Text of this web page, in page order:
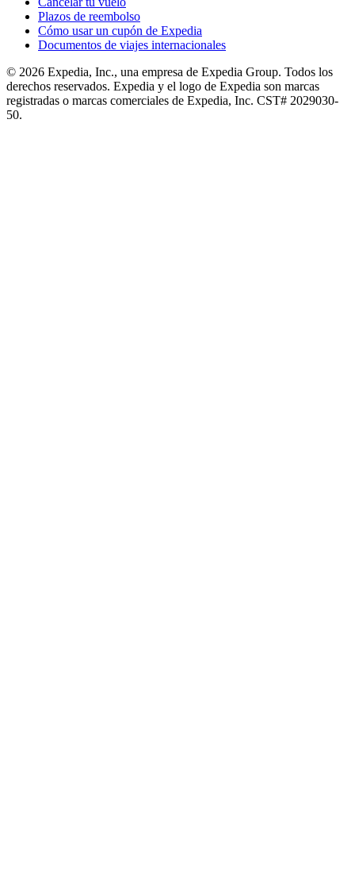
Plazos de reembolso
Cómo usar un cupón de Expedia
Documentos de viajes internacionales
© 2026 Expedia, Inc., una empresa de Expedia Group. Todos los
derechos reservados. Expedia y el logo de Expedia son marcas
registradas o marcas comerciales de Expedia, Inc. CST# 2029030-
50.